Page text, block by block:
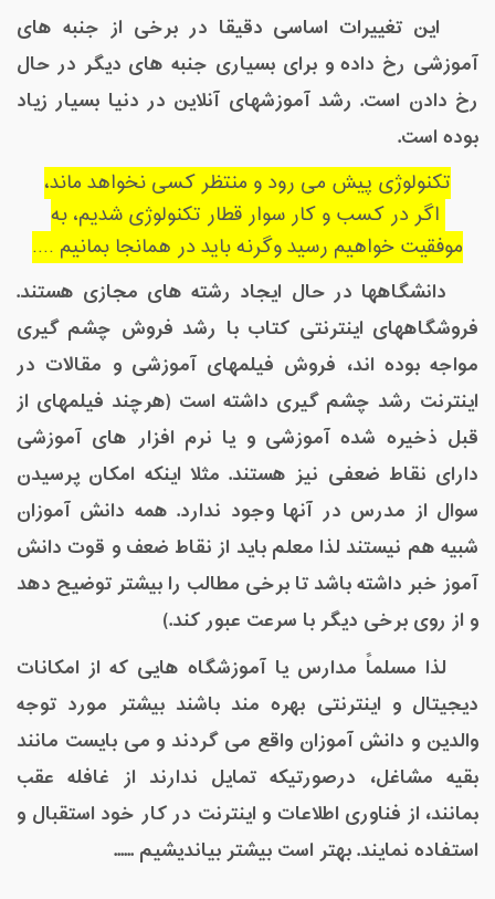
این تغییرات اساسی دقیقا در برخی از جنبه های
آموزشی رخ داده و برای بسیاری جنبه های دیگر در حال
رخ دادن است. رشد آموزشهای آنلاین در دنیا بسیار زیاد
بوده است.
تکنولوژی پیش می رود و منتظر کسی نخواهد ماند،
اگر در کسب و کار سوار قطار تکنولوژی شدیم، به
موفقیت خواهیم رسید وگرنه باید در همانجا بمانیم ....
دانشگاهها در حال ایجاد رشته های مجازی هستند.
فروشگاههای اینترنتی کتاب با رشد فروش چشم گیری
مواجه بوده اند، فروش فیلمهای آموزشی و مقالات در
اینترنت رشد چشم گیری داشته است (هرچند فیلمهای از
قبل ذخیره شده آموزشی و یا نرم افزار های آموزشی
دارای نقاط ضعفی نیز هستند. مثلا اینکه امکان پرسیدن
سوال از مدرس در آنها وجود ندارد. همه دانش آموزان
شبیه هم نیستند لذا معلم باید از نقاط ضعف و قوت دانش
آموز خبر داشته باشد تا برخی مطالب را بیشتر توضیح دهد
و از روی برخی دیگر با سرعت عبور کند.)
لذا مسلماً مدارس یا آموزشگاه هایی که از امکانات
دیجیتال و اینترنتی بهره مند باشند بیشتر مورد توجه
والدین و دانش آموزان واقع می گردند و می بایست مانند
بقیه مشاغل، درصورتیکه تمایل ندارند از غافله عقب
بمانند، از فناوری اطلاعات و اینترنت در کار خود استقبال و
استفاده نمایند. بهتر است بیشتر بیاندیشیم ......